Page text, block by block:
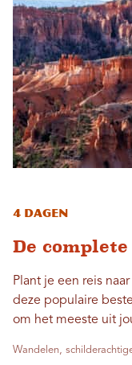
4 dagen
De
Plant je een reis
deze populaire
om het meeste uit
Wandelen,